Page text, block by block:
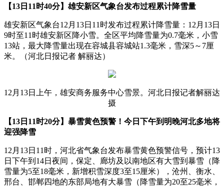
【13日11时40分】雄安新区气象台发布过程累计降雪量
雄安新区气象台12月13日11时发布过程累计降雪量：12月13日
9时至11时雄安新区降小雪。全区平均降雪量为0.7毫米，小雪
13站，最大降雪量出现在容城县容城站1.3毫米，雪深5～7厘
米。（河北日报记者 解丽达）
12月13日上午，雄安商务服务中心雪景。河北日报记者解丽达
摄
【13日11时20分】暴雪黄色预警！今日下午到明晚河北多地将
迎强降雪
12月13日11时，河北省气象台发布暴雪黄色预警信号，预计13
日下午到14日夜间，保定、廊坊及以南地区有大雪到暴雪（降
雪量为5至18毫米，新增积雪深度3至15厘米），沧州、衡水、
邢台、邯郸四地的东部局地有大暴雪（降雪量为20至25毫米，